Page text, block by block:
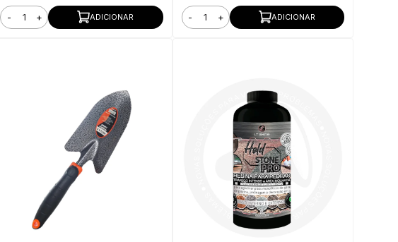
- + ADICIONAR - + ADICIONAR